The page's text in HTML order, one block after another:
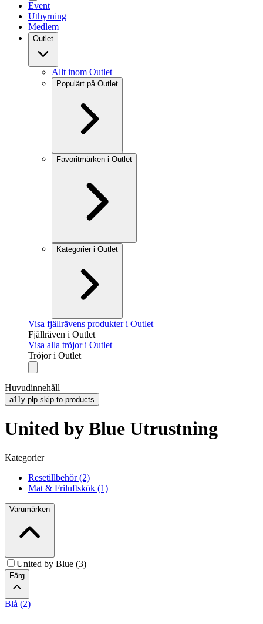
Event
Uthyrning
Medlem
Outlet
Allt inom Outlet
Populärt på Outlet
Favoritmärken i Outlet
Kategorier i Outlet
Visa fjällrävens produkter i Outlet
Fjällräven i Outlet
Visa alla tröjor i Outlet
Tröjor i Outlet
Huvudinnehåll
a11y-plp-skip-to-products
United by Blue Utrustning
Kategorier
Resetillbehör (2)
Mat & Friluftskök (1)
Varumärken
United by Blue (3)
Färg
Blå (2)